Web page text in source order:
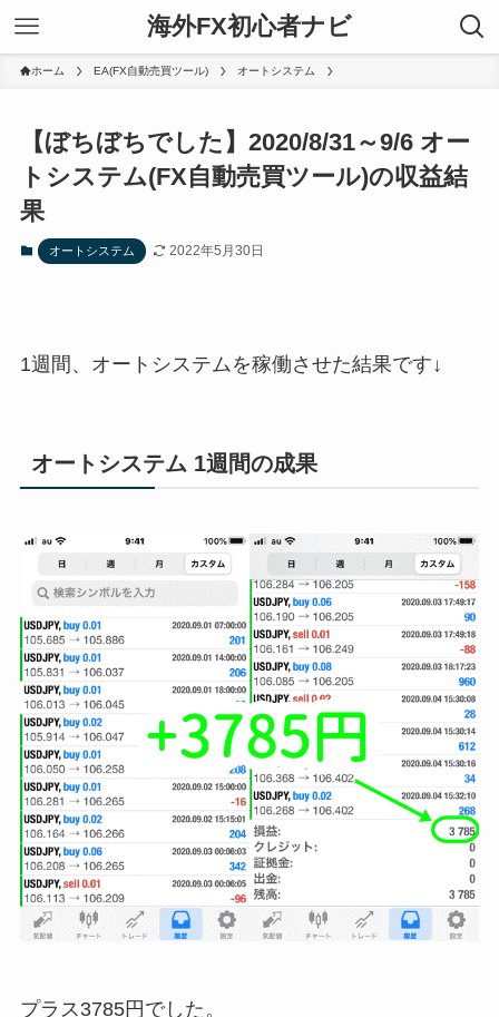
海外FX初心者ナビ
ホーム EA(FX自動売買ツール) オートシステム
【ぼちぼちでした】2020/8/31～9/6 オー
トシステム(FX自動売買ツール)の収益結
果
オートシステム 2022年5月30日
1週間、オートシステムを稼働させた結果です↓
オートシステム 1週間の成果
プラス3785円でした。